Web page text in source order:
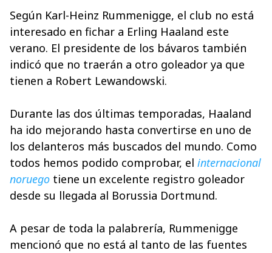
Según Karl-Heinz Rummenigge, el club no está
interesado en fichar a Erling Haaland este
verano. El presidente de los bávaros también
indicó que no traerán a otro goleador ya que
tienen a Robert Lewandowski.
Durante las dos últimas temporadas, Haaland
ha ido mejorando hasta convertirse en uno de
los delanteros más buscados del mundo. Como
todos hemos podido comprobar, el internacional
noruego tiene un excelente registro goleador
desde su llegada al Borussia Dortmund.
A pesar de toda la palabrería, Rummenigge
mencionó que no está al tanto de las fuentes